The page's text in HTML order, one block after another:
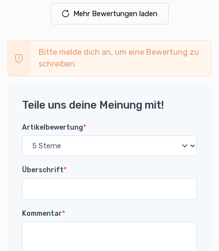
Mehr Bewertungen laden
Bitte melde dich an, um eine Bewertung zu
schreiben.
Teile uns deine Meinung mit!
Artikelbewertung*
Überschrift*
Kommentar*